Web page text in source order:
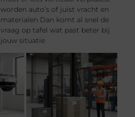
worden auto’s of juist vracht en
materialen Dan komt al snel de
vraag op tafel wat past beter bij
jouw situatie